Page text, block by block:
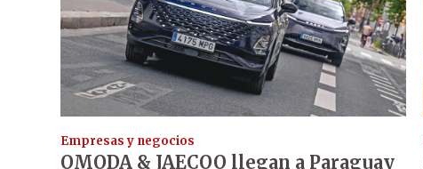
Empresas y negocios
OMODA & JAECOO llegan a Paraguay